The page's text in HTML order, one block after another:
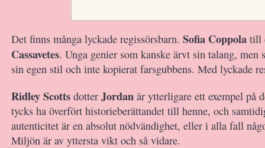
Det finns många lyckade regissörsbarn. Sofia Coppola till
Cassavetes. Unga genier som kanske ärvt sin talang, men
sin egen stil och inte kopierat farsgubbens. Med lyckade
Ridley Scotts dotter Jordan är ytterligare ett exempel på
tycks ha överfört historieberättandet till henne, och
autenticitet är en absolut nödvändighet, eller i alla fall
Miljön är av yttersta vikt och så vidare.